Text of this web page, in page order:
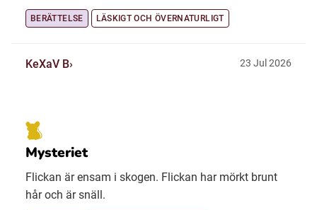
BERÄTTELSE LÄSKIGT OCH ÖVERNATURLIGT
KeXaV B 23 Jul 2026
Mysteriet
Flickan är ensam i skogen. Flickan har mörkt brunt
hår och är snäll.